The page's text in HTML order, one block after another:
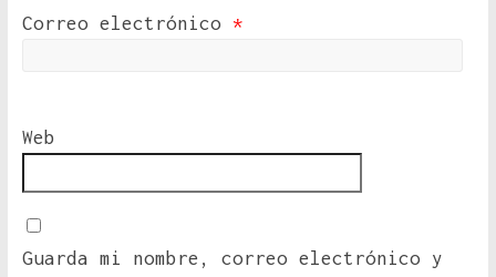
Correo electrónico *
Web
Guarda mi nombre, correo electrónico y